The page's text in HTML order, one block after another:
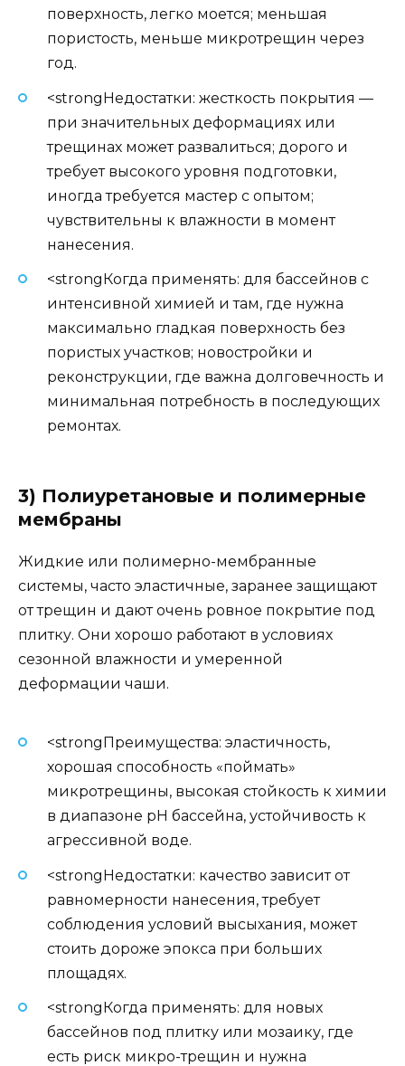
поверхность, легко моется; меньшая
пористость, меньше микротрещин через
год.
<strongНедостатки: жесткость покрытия —
при значительных деформациях или
трещинах может развалиться; дорого и
требует высокого уровня подготовки,
иногда требуется мастер с опытом;
чувствительны к влажности в момент
нанесения.
<strongКогда применять: для бассейнов с
интенсивной химией и там, где нужна
максимально гладкая поверхность без
пористых участков; новостройки и
реконструкции, где важна долговечность и
минимальная потребность в последующих
ремонтах.
3) Полиуретановые и полимерные
мембраны
Жидкие или полимерно-мембранные
системы, часто эластичные, заранее защищают
от трещин и дают очень ровное покрытие под
плитку. Они хорошо работают в условиях
сезонной влажности и умеренной
деформации чаши.
<strongПреимущества: эластичность,
хорошая способность «поймать»
микротрещины, высокая стойкость к химии
в диапазоне pH бассейна, устойчивость к
агрессивной воде.
<strongНедостатки: качество зависит от
равномерности нанесения, требует
соблюдения условий высыхания, может
стоить дороже эпокса при больших
площадях.
<strongКогда применять: для новых
бассейнов под плитку или мозаику, где
есть риск микро-трещин и нужна